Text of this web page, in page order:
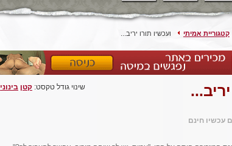
קטגוריית אמיתי ועכשיו תורו יריב...
עכשיו חינם
שינוי גודל טקסט: קטן בינוני